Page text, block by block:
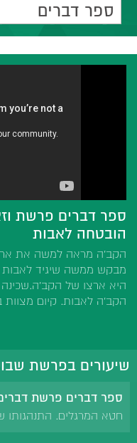
ספר דברים
ספר דברים פרשת
הובטחה לאבות
הקב'ה מראה למשה את
מבקש ממשה שיגיד
היא ארצו של
הקב'ה לאבות. קיום מצוות
שיעורים בפרשת
ספר דברים פרשת
חטא המרגלים. התנהגותו